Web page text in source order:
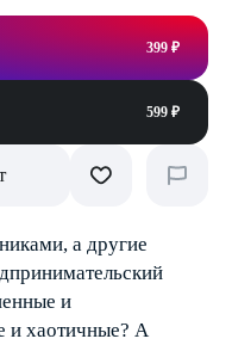
399 ₽
599 ₽
а другие
и
и хаотичные? А